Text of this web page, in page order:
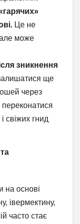
Це не
але може
зникнення
ще
через
переконатися
свіжих гнид
на основі
івермектину,
часто стає